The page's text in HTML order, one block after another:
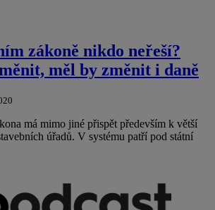
zákoně nikdo neřeší?
měl by změnit i daně
má mimo jiné přispět především k větší
úřadů. V systému patří pod státní